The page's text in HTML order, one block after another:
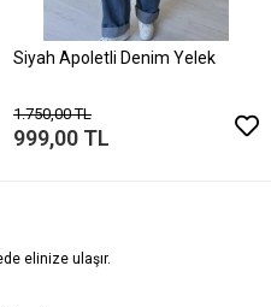
Siyah Apoletli Denim Yelek
1.750,00 TL
999,00 TL
elinize ulaşır.